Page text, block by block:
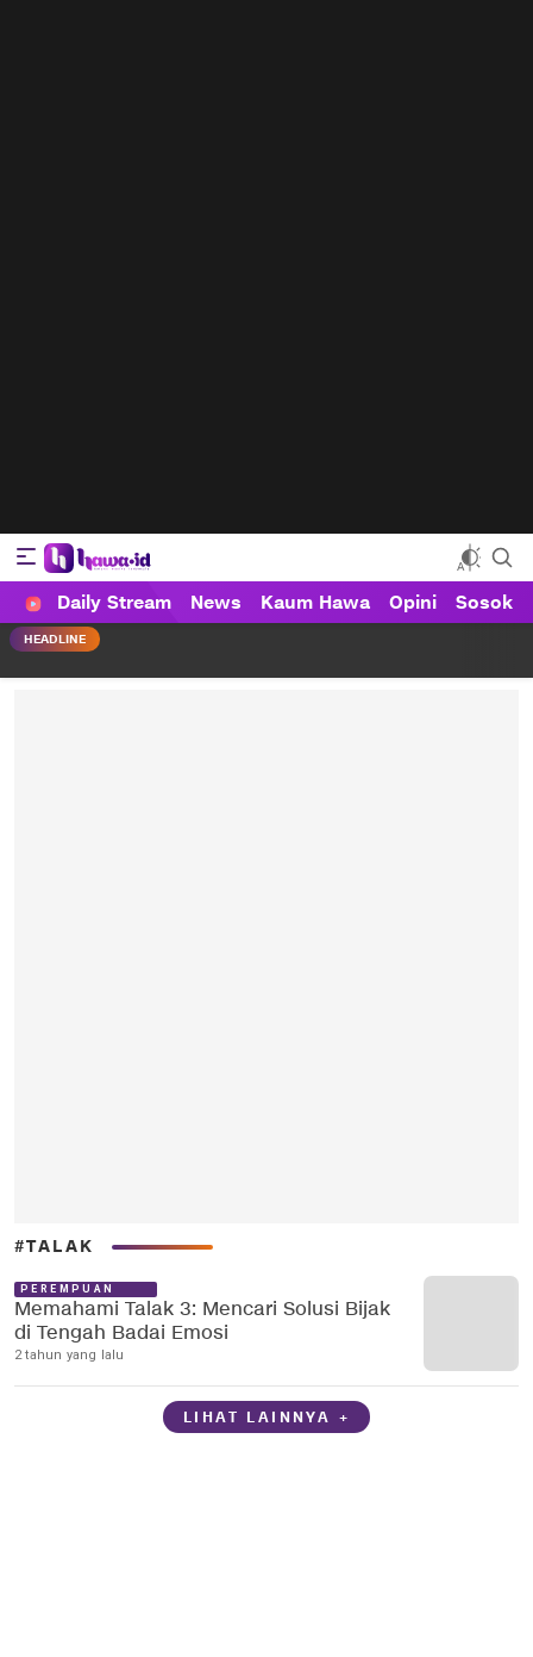
HAWA
Haluan Wanita Indonesia
Daily Stream News Kaum Hawa Opini Sosok
HEADLINE
#TALAK
PEREMPUAN
Memahami Talak 3: Mencari Solusi Bijak
di Tengah Badai Emosi
2 tahun yang lalu
LIHAT LAINNYA +